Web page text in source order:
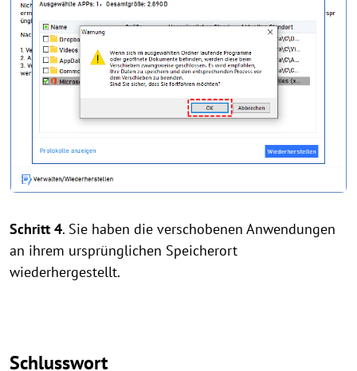
Schritt 4. Sie haben die verschobenen Anwendungen
an ihrem ursprünglichen Speicherort
wiederhergestellt.
Schlusswort